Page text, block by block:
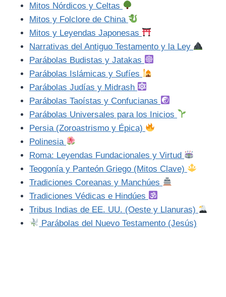
Mitos Nórdicos y Celtas
Mitos y Folclore de China
Mitos y Leyendas Japonesas
Narrativas del Antiguo Testamento y la Ley
Parábolas Budistas y Jatakas
Parábolas Islámicas y Sufíes
Parábolas Judías y Midrash
Parábolas Taoístas y Confucianas
Parábolas Universales para los Inicios
Persia (Zoroastrismo y Épica)
Polinesia
Roma: Leyendas Fundacionales y Virtud
Teogonía y Panteón Griego (Mitos Clave)
Tradiciones Coreanas y Manchúes
Tradiciones Védicas e Hindúes
Tribus Indias de EE. UU. (Oeste y Llanuras)
Parábolas del Nuevo Testamento (Jesús)